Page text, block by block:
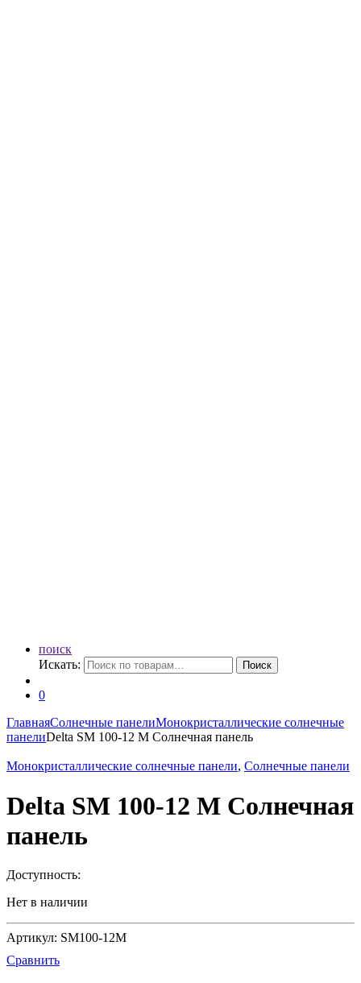
поиск
Искать:
Поиск
0
ГлавнаяСолнечные панелиМонокристаллические солнечные
панелиDelta SM 100-12 M Солнечная панель
Монокристаллические солнечные панели, Солнечные панели
Delta SM 100-12 M Солнечная
панель
Доступность:
Нет в наличии
Артикул: SM100-12M
Сравнить